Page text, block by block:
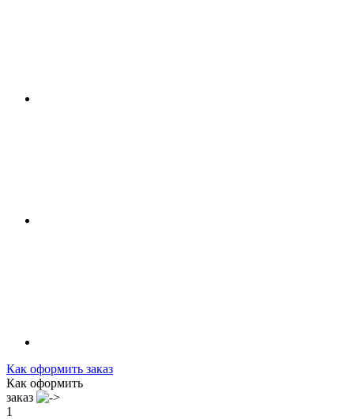
Как оформить заказ
Как оформить
заказ
1